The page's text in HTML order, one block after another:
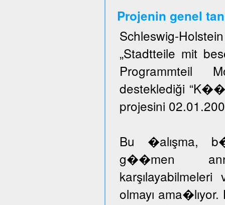
Projenin genel
Schleswig-
„Stadtteile mit
Programmteil
desteklediği
projesini
Bu �alışma,
g��men
olmayı